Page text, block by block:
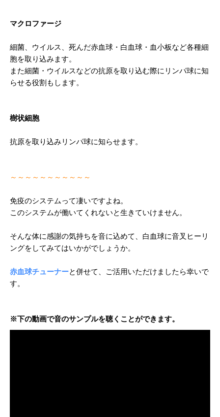
マクロファージ
細菌、ウイルス、死んだ赤血球・白血球・血小板など各種細
胞を取り込みます。
また細菌・ウイルスなどの抗原を取り込む際にリンパ球に知
らせる役割もします。
樹状細胞
抗原を取り込みリンパ球に知らせます。
～～～～～～～～～～～
免疫のシステムって凄いですよね。
このシステムが働いてくれないと生きていけません。
そんな体に感謝の気持ちを音に込めて、 白血球に音叉ヒーリ
ングをしてみてはいかがでしょうか。
赤血球チューナーと併せて、 ご活用いただけましたら幸いで
す。
※下の動画で音のサンプルを聴くことができます。